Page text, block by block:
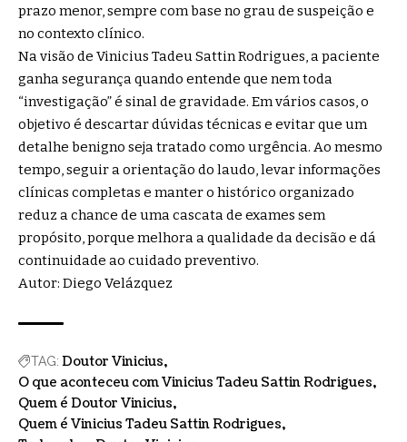
prazo menor, sempre com base no grau de suspeição e
no contexto clínico.
Na visão de Vinicius Tadeu Sattin Rodrigues, a paciente
ganha segurança quando entende que nem toda
“investigação” é sinal de gravidade. Em vários casos, o
objetivo é descartar dúvidas técnicas e evitar que um
detalhe benigno seja tratado como urgência. Ao mesmo
tempo, seguir a orientação do laudo, levar informações
clínicas completas e manter o histórico organizado
reduz a chance de uma cascata de exames sem
propósito, porque melhora a qualidade da decisão e dá
continuidade ao cuidado preventivo.
Autor: Diego Velázquez
TAG: Doutor Vinicius
O que aconteceu com Vinicius Tadeu Sattin Rodrigues
Quem é Doutor Vinicius
Quem é Vinicius Tadeu Sattin Rodrigues